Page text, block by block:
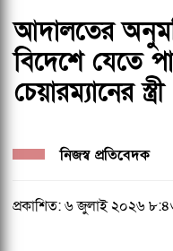
আদালতের
বিদেশে যেতে
চেয়ারম্যানের
নিজস্ব প্রতিবেদক
প্রকাশিত: ৬ জুলাই ২০২৬